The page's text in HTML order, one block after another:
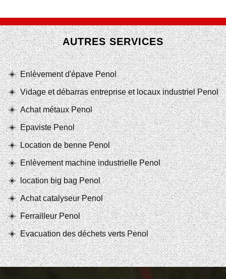
AUTRES SERVICES
Enlèvement d'épave Penol
Vidage et débarras entreprise et locaux industriel Penol
Achat métaux Penol
Epaviste Penol
Location de benne Penol
Enlèvement machine industrielle Penol
location big bag Penol
Achat catalyseur Penol
Ferrailleur Penol
Evacuation des déchets verts Penol